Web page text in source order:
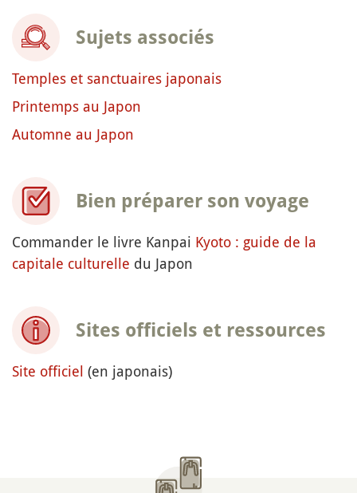
Sujets associés
Temples et sanctuaires japonais
Printemps au Japon
Automne au Japon
Bien préparer son voyage
Commander le livre Kanpai Kyoto : guide de la
capitale culturelle du Japon
Sites officiels et ressources
Site officiel (en japonais)